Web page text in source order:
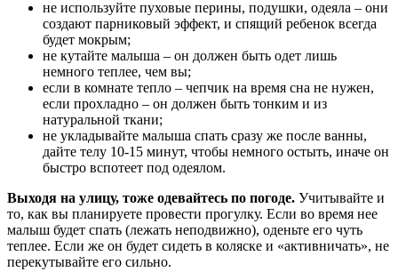
не используйте пуховые перины, подушки, одеяла – они
создают парниковый эффект, и спящий ребенок всегда
будет мокрым;
не кутайте малыша – он должен быть одет лишь
немного теплее, чем вы;
если в комнате тепло – чепчик на время сна не нужен,
если прохладно – он должен быть тонким и из
натуральной ткани;
не укладывайте малыша спать сразу же после ванны,
дайте телу 10-15 минут, чтобы немного остыть, иначе он
быстро вспотеет под одеялом.
Выходя на улицу, тоже одевайтесь по погоде. Учитывайте и
то, как вы планируете провести прогулку. Если во время нее
малыш будет спать (лежать неподвижно), оденьте его чуть
теплее. Если же он будет сидеть в коляске и «активничать», не
перекутывайте его сильно.